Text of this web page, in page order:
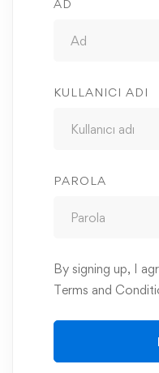
AD
KULLANICI ADI
PAROLA
By signing up, I
Terms and